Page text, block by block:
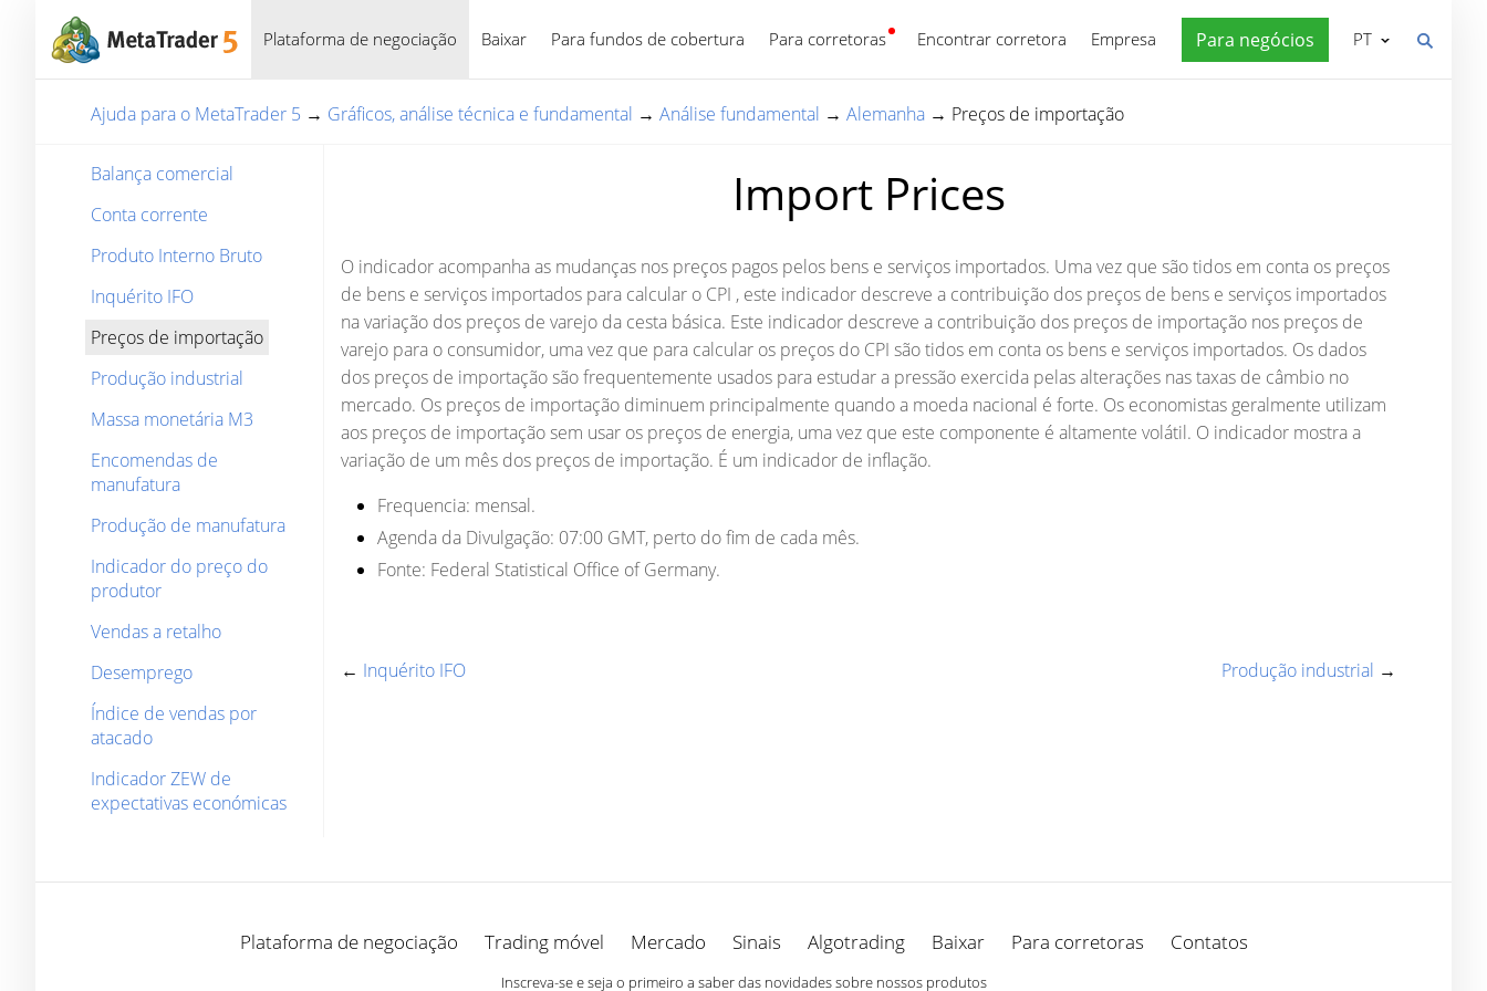
Plataforma de negociação Baixar Para fundos de cobertura Para corretoras Encontrar corretora Empresa Para negócios
Português PT
Ajuda para o MetaTrader 5 → Gráficos, análise técnica e fundamental → Análise fundamental → Alemanha → Preços de importação
Balança comercial
Conta corrente
Produto Interno Bruto
Inquérito IFO
Preços de importação
Produção industrial
Massa monetária M3
Encomendas de
manufatura
Produção de manufatura
Indicador do preço do
produtor
Vendas a retalho
Desemprego
Índice de vendas por
atacado
Indicador ZEW de
expectativas económicas
Import Prices
O indicador acompanha as mudanças nos preços pagos pelos bens e serviços importados. Uma vez que são tidos em conta os preços
de bens e serviços importados para calcular o CPI , este indicador descreve a contribuição dos preços de bens e serviços importados
na variação dos preços de varejo da cesta básica. Este indicador descreve a contribuição dos preços de importação nos preços de
varejo para o consumidor, uma vez que para calcular os preços do CPI são tidos em conta os bens e serviços importados. Os dados
dos preços de importação são frequentemente usados ​​para estudar a pressão exercida pelas alterações nas taxas de câmbio no
mercado. Os preços de importação diminuem principalmente quando a moeda nacional é forte. Os economistas geralmente utilizam
aos preços de importação sem usar os preços de energia, uma vez que este componente é altamente volátil. O indicador mostra a
variação de um mês dos preços de importação. É um indicador de inflação.
Frequencia: mensal.
Agenda da Divulgação: 07:00 GMT, perto do fim de cada mês.
Fonte: Federal Statistical Office of Germany.
← Inquérito IFO Produção industrial →
Plataforma de negociação Trading móvel Mercado Sinais Algotrading Baixar Para corretoras Contatos
Inscreva-se e seja o primeiro a saber das novidades sobre nossos produtos